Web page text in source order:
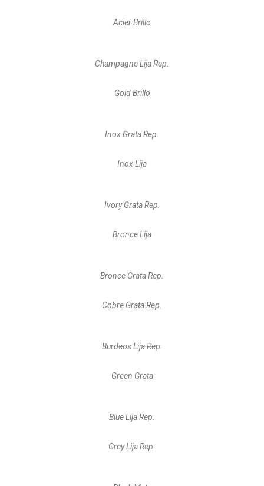
Acier Brillo
Champagne Lija Rep.
Gold Brillo
Inox Grata Rep.
Inox Lija
Ivory Grata Rep.
Bronce Lija
Bronce Grata Rep.
Cobre Grata Rep.
Burdeos Lija Rep.
Green Grata
Blue Lija Rep.
Grey Lija Rep.